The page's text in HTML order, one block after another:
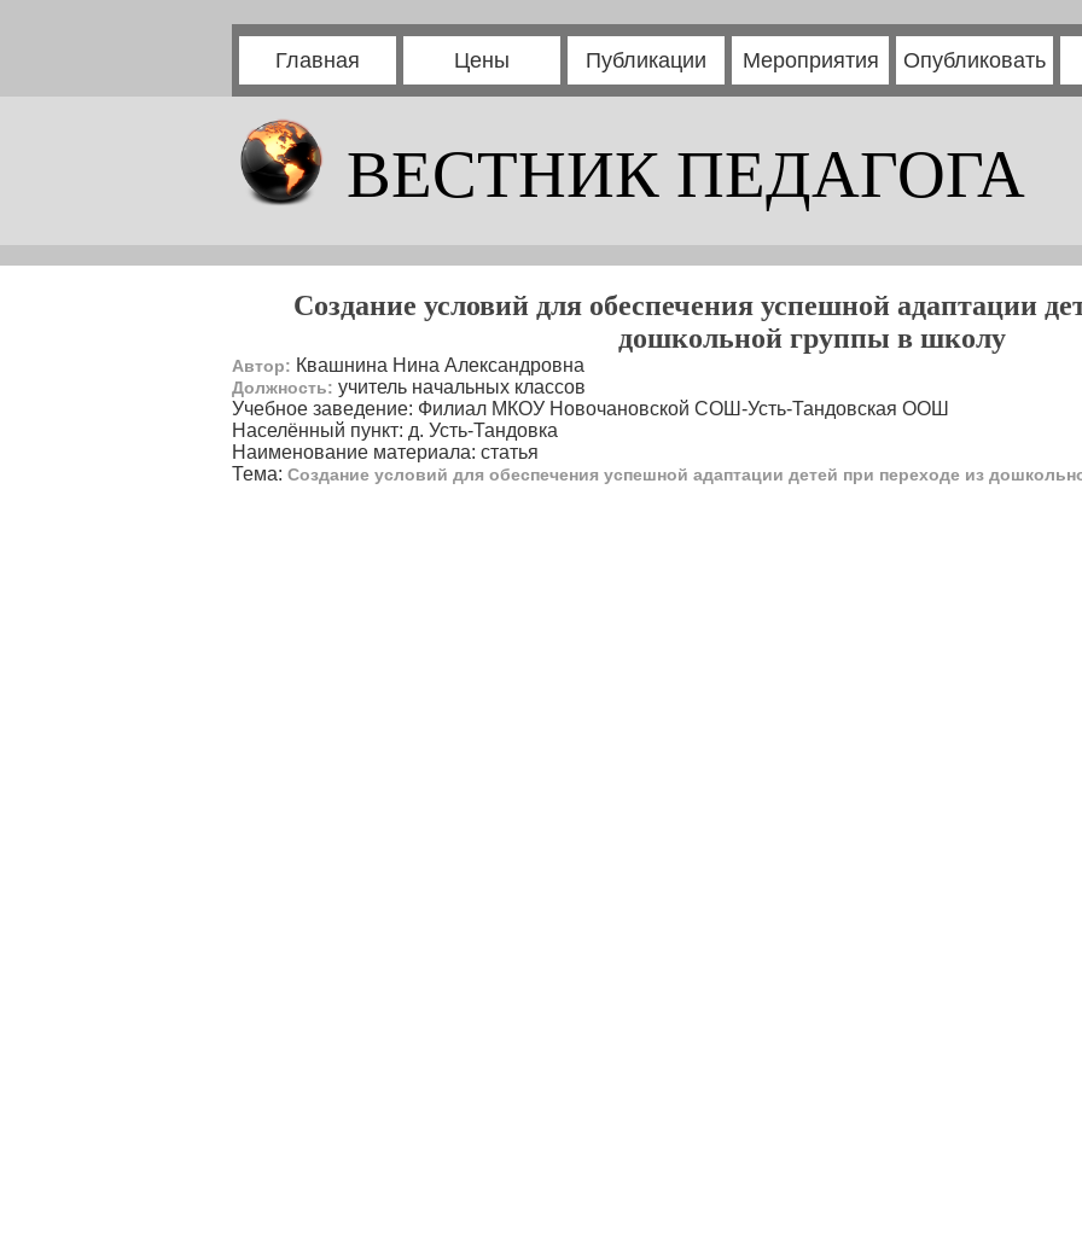
Главная Цены Публикации Мероприятия Опубликовать
ВЕСТНИК ПЕДАГОГА
Создание условий для обеспечения успешной адаптации
дошкольной группы в школу
Автор: Квашнина Нина Александровна
Должность: учитель начальных классов
Учебное заведение: Филиал МКОУ Новочановской СОШ-Усть-Тандовская ООШ
Населённый пункт: д. Усть-Тандовка
Наименование материала: статья
Тема: Создание условий для обеспечения успешной адаптации детей при переходе из